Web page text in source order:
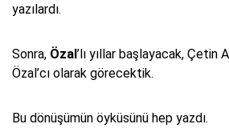
yazılardı.
Sonra, Özal’lı yıllar başlayacak, Çetin
Özal’cı olarak görecektik.
Bu dönüşümün öyküsünü hep yazdı.